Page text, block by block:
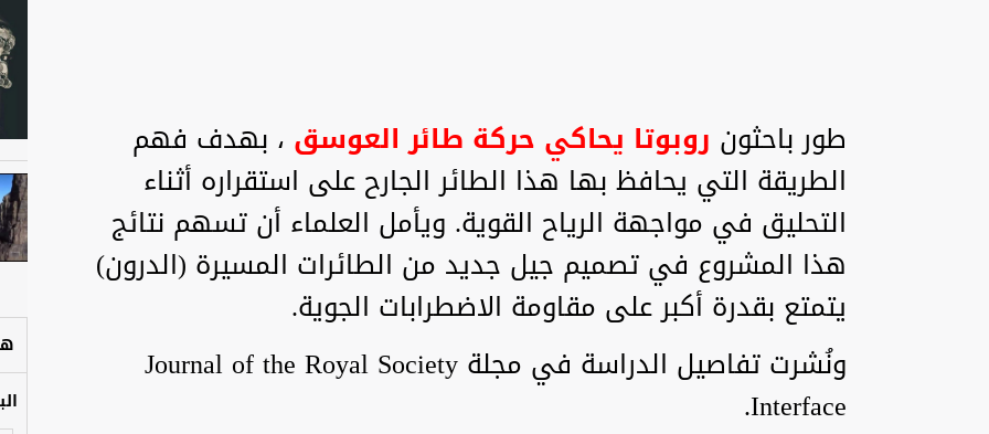
طور باحثون روبوتا يحاكي حركة طائر العوسق ، بهدف فهم
الطريقة التي يحافظ بها هذا الطائر الجارح على استقراره أثناء
التحليق في مواجهة الرياح القوية. ويأمل العلماء أن تسهم نتائج
هذا المشروع في تصميم جيل جديد من الطائرات المسيرة (الدرون)
يتمتع بقدرة أكبر على مقاومة الاضطرابات الجوية.
ونُشرت تفاصيل الدراسة في مجلة Journal of the Royal Society
Interface.